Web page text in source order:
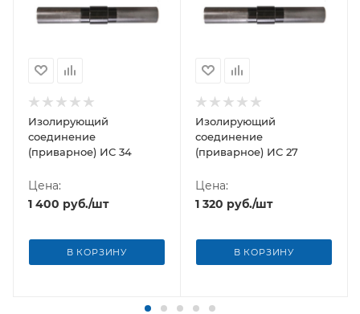
Изолирующий
соединение
(приварное) ИС 34
Цена:
1 400 руб./шт
В КОРЗИНУ
Изолирующий
соединение
(приварное) ИС 27
Цена:
1 320 руб./шт
В КОРЗИНУ